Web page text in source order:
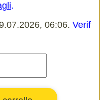
.
06:06. Verif